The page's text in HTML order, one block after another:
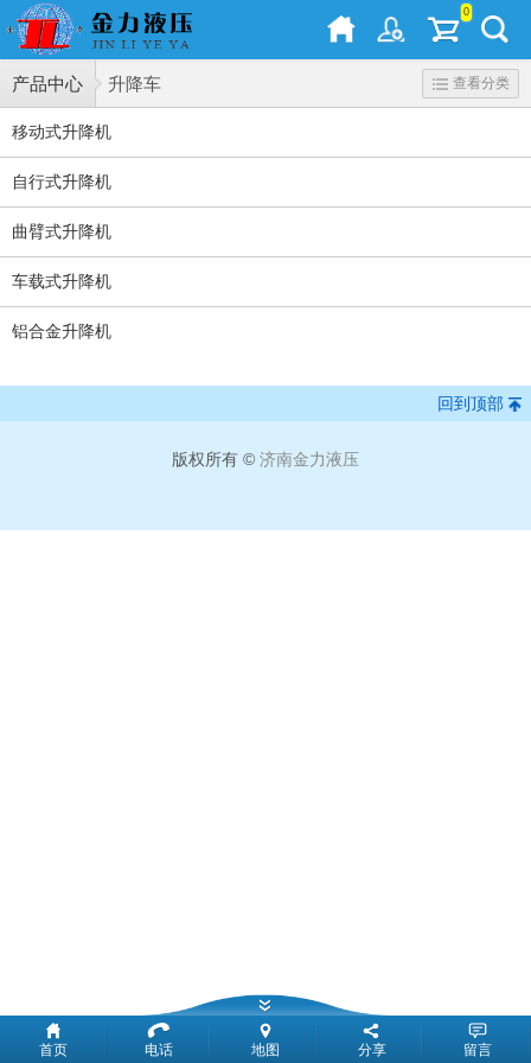
0
产品中心 升降车 查看分类
移动式升降机
自行式升降机
曲臂式升降机
车载式升降机
铝合金升降机
回到顶部
版权所有 © 济南金力液压
首页 电话 地图 分享 留言